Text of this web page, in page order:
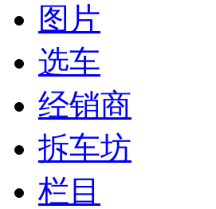
图片
选车
经销商
拆车坊
栏目